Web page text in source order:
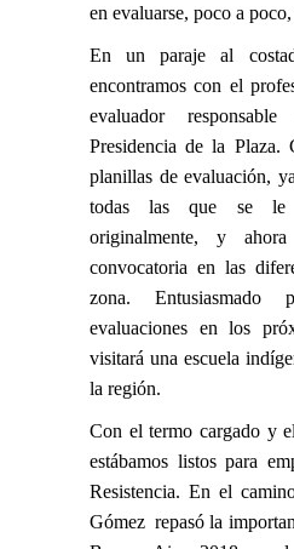
en evaluarse, poco a
En un paraje al
encontramos con el
evaluador
Presidencia de la Plaza.
planillas de evaluación,
todas las que se le
originalmente, y
convocatoria en las
zona. Entusiasmado
evaluaciones en los
visitará una escuela
la región.
Con el termo cargado y
estábamos listos para
Resistencia. En el
Gómez repasó la